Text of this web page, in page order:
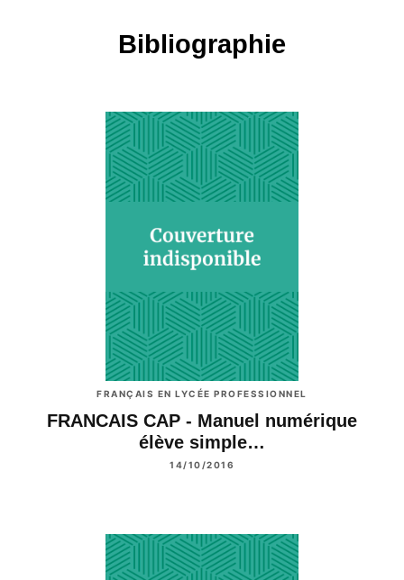
Bibliographie
FRANÇAIS EN LYCÉE PROFESSIONNEL
FRANCAIS CAP - Manuel numérique
élève simple…
14/10/2016